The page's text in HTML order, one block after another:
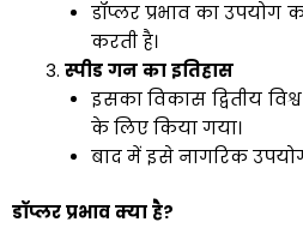
डॉप्लर प्रभाव का
करती है।
स्पीड गन का इतिहास
इसका विकास द्वितीय
के लिए किया गया।
बाद में इसे नागरिक
डॉप्लर प्रभाव क्या है?